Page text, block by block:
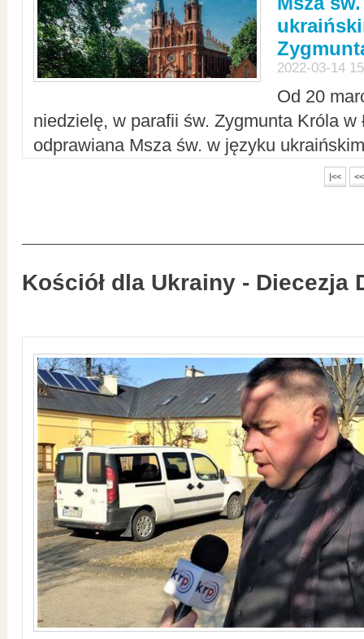
2022-03-14
Od 20
niedzielę, w parafii św. Zygmunta Króla w
odprawiana Msza św. w języku
|<< <<
Kościół dla Ukrainy - Diecezja